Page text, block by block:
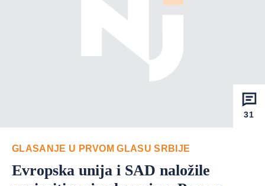
31
GLASANJE U PRVOM GLASU SRBIJE
Evropska unija i SAD naložile